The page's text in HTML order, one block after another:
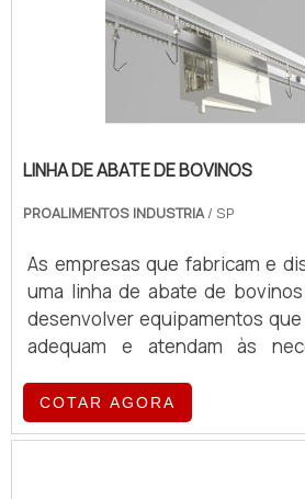
LINHA DE ABATE DE BOVINOS
PROALIMENTOS INDUSTRIA / SP
As empresas que fabricam e
uma linha de abate de
desenvolver equipamentos
adequam e atendam às
COTAR AGORA